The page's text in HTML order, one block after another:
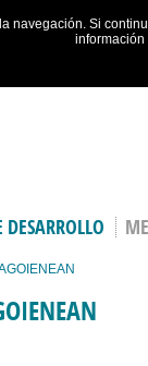
navegación. Si